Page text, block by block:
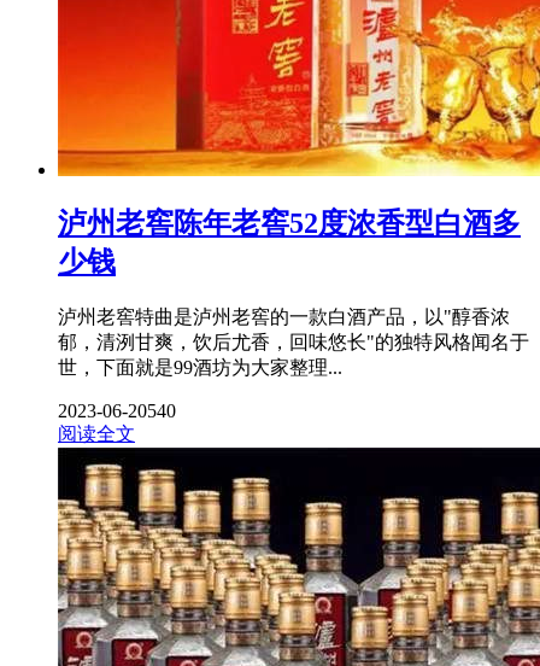
泸州老窖陈年老窖52度浓香型白酒多
少钱
泸州老窖特曲是泸州老窖的一款白酒产品，以"醇香浓
郁，清洌甘爽，饮后尤香，回味悠长"的独特风格闻名于
世，下面就是99酒坊为大家整理...
2023-06-20540
阅读全文